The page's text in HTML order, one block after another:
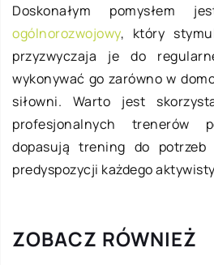
Doskonałym pomysłem
ogólnorozwojowy, który
przyzwyczaja je do
wykonywać go zarówno w
siłowni. Warto jest
profesjonalnych trenerów
dopasują trening do potrzeb
predyspozycji każdego
ZOBACZ RÓWNIEŻ